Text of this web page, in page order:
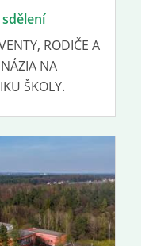
RODIČE A
NA
ŠKOLY.